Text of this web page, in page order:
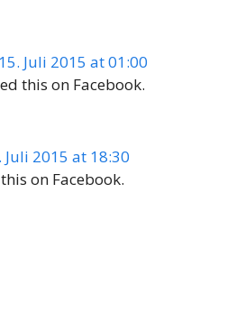
15. Juli 2015 at 01:00
this on Facebook.
Juli 2015 at 18:30
on Facebook.